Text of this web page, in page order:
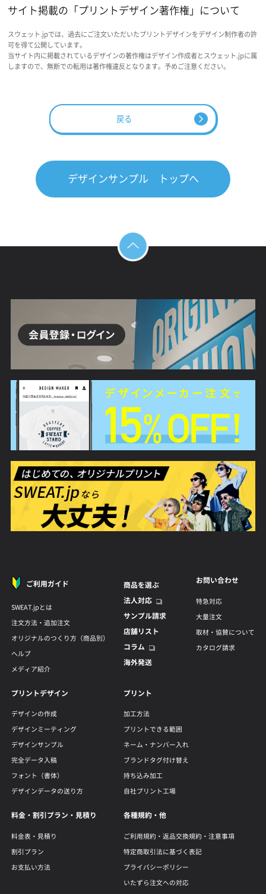
サイト掲載の「プリントデザイン著作権」について
スウェット.jpでは、過去にご注文いただいたプリントデザインをデザイン制作者の許
可を得て公開しています。
当サイト内に掲載されているデザインの著作権はデザイン作成者とスウェット.jpに属
しますので、無断での転用は著作権違反となります。予めご注意ください。
戻る
デザインサンプル トップへ
ご利用ガイド
SWEAT.jpとは
注文方法・追加注文
オリジナルのつくり方（商品別）
ヘルプ
メディア紹介
商品を選ぶ
法人対応
サンプル請求
店舗リスト
コラム
海外発送
お問い合わせ
特急対応
大量注文
取材・協賛について
カタログ請求
プリントデザイン
デザインの作成
デザインミーティング
デザインサンプル
完全データ入稿
フォント（書体）
デザインデータの送り方
プリント
加工方法
プリントできる範囲
ネーム・ナンバー入れ
ブランドタグ付け替え
持ち込み加工
自社プリント工場
料金・割引プラン・見積り
料金表・見積り
割引プラン
お支払い方法
各種規約・他
ご利用規約・返品交換規約・注意事項
特定商取引法に基づく表記
プライバシーポリシー
いたずら注文への対応